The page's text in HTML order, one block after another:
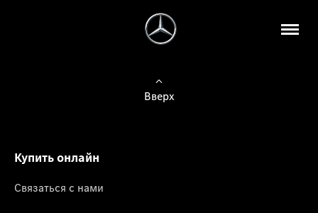
Вверх
Купить онлайн
Связаться с нами